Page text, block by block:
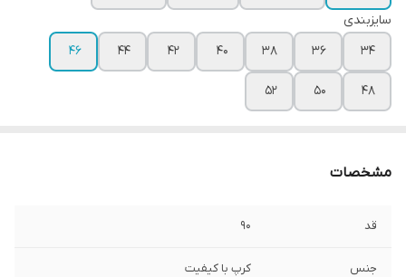
سایزبندی
۳۴
۳۶ ۳۸ ۴۰ ۴۲ ۴۴ ۴۶
۴۸ ۵۰ ۵۲
مشخصات
قد ۹۰
جنس کرپ با کیفیت